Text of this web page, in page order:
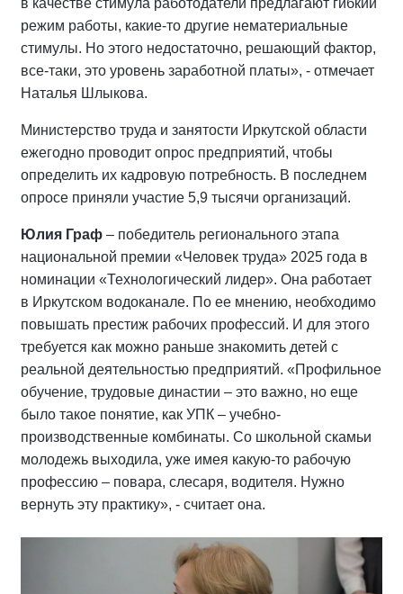
режим работы, какие-то другие нематериальные
стимулы. Но этого недостаточно, решающий фактор,
все-таки, это уровень заработной платы», - отмечает
Наталья Шлыкова.
Министерство труда и занятости Иркутской области
ежегодно проводит опрос предприятий, чтобы
определить их кадровую потребность. В последнем
опросе приняли участие 5,9 тысячи организаций.
Юлия Граф – победитель регионального этапа
национальной премии «Человек труда» 2025 года в
номинации «Технологический лидер». Она работает
в Иркутском водоканале. По ее мнению, необходимо
повышать престиж рабочих профессий. И для этого
требуется как можно раньше знакомить детей с
реальной деятельностью предприятий. «Профильное
обучение, трудовые династии – это важно, но еще
было такое понятие, как УПК – учебно-
производственные комбинаты. Со школьной скамьи
молодежь выходила, уже имея какую-то рабочую
профессию – повара, слесаря, водителя. Нужно
вернуть эту практику», - считает она.